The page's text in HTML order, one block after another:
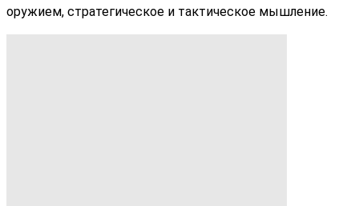
оружием, стратегическое и тактическое мышление.